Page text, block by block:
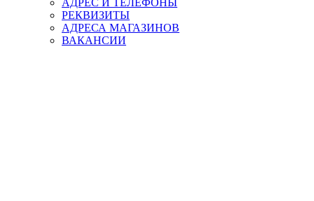
РЕКВИЗИТЫ
АДРЕСА МАГАЗИНОВ
ВАКАНСИИ